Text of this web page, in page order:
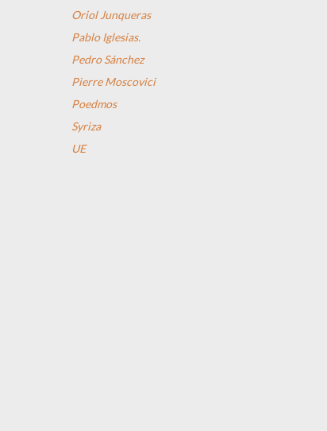
Oriol Junqueras
Pablo Iglesias.
Pedro Sánchez
Pierre Moscovici
Poedmos
Syriza
UE